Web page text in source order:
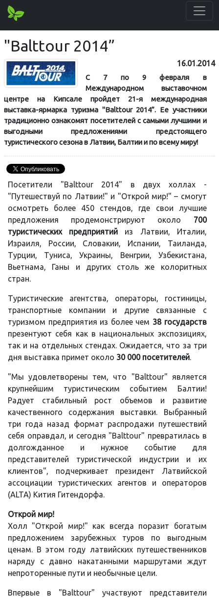
"Balttour 2014”
16.01.2014
С 7 по 9 февраля в
Международном выставочном
центре на Кипсале пройдет 21-я международная
выставка-ярмарка туризма "Balttour 2014”. Ее участники
традиционно ознакомят посетителей с самыми лучшими и
выгодными предложениями предстоящего
туристического сезона в Латвии, Балтии и по всему миру!
Посетители "Balttour 2014" в двух холлах -
"Путешествуй по Латвии!" и "Открой мир!" – смогут
осмотреть более 450 стендов, где свои лучшие
предложения продемонстрируют около 700
туристических предприятий из Латвии, Италии,
Израиля, России, Словакии, Испании, Таиланда,
Турции, Туниса, Украины, Венгрии, Узбекистана,
Вьетнама, Ганы и других столь же колоритных
стран.
Туристические агентства, операторы, гостиницы,
транспортные компании и другие связанные с
туризмом предприятия из более чем 38 государств
презентуют себя как в национальных экспозициях,
так и на отдельных стендах. Ожидается, что за три
дня выставка примет около 30 000 посетителей.
"Мы удовлетворены тем, что "Balttour" является
крупнейшим туристическим событием Балтии!
Радует стабильный рост объемов и развитие
качественного содержания выставки. Выбранный
три года назад формат распродажи путешествий
себя оправдал, и сегодня "Balttour" превратилась в
долгожданное и нужное событие для
представителей туристической индустрии и их
клиентов", подчеркивает президент Латвийской
ассоциации туристических агентов и операторов
(ALTA) Кития Гитендорфа.
Открой мир!
Холл "Открой мир!" как всегда поразит богатым
предложением зарубежных туров по выгодным
ценам. В этом году латвийских путешественников
наряду с давно накатанными маршрутами ждут
непроторенные пути и необычные цели.
Впервые в "Balttour" участвуют представители